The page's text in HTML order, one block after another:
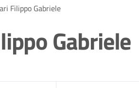
Filippo Gabriele
Gabriele